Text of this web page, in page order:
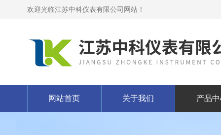
欢迎光临江苏中科仪表有限公司网站！
网站首页 关于我们 产品